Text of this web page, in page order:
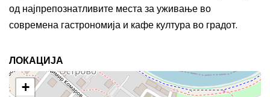
од најпрепознатливите места за уживање во
современа гастрономија и кафе култура во градот.
ЛОКАЦИЈА
+